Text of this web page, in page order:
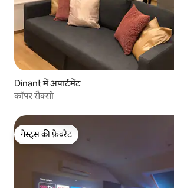
Dinant में अपार्टमेंट
कॉपर सैक्सो
गेस्ट्स की फ़ेवरेट
गेस्ट्स की फ़ेवरेट